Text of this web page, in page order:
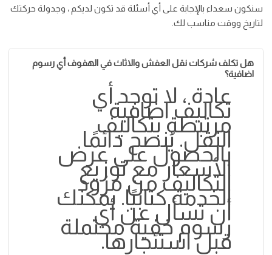
سنكون سعداء بالإجابة على أي أسئلة قد تكون لديكم ، وجدولة حركتك
لتاريخ ووقت مناسب لك.
هل تكلف شركات نقل العفش والاثاث في الهفوف أي رسوم
اضافية؟
عادة ، لا توجد أي
تكاليف اضافية
مرتبطة بتكاليف
النقل. يُنصح دائمًا
بالحصول على عرض
الأسعار مع توزيع
التكاليف من مزود
الخدمة كتابيًا. يمكنك
أن تسأل عن أي
رسوم خفية محتملة
قبل استئجارها.